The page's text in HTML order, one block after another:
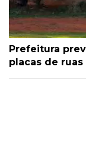
Prefeitura
placas de